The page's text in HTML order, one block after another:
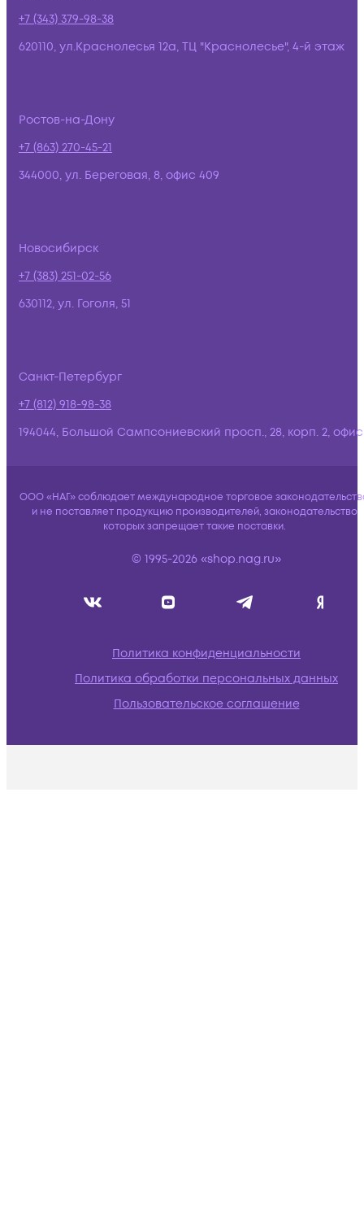
+7 (343) 379-98-38
620110, ул.Краснолесья 12а, ТЦ "Краснолесье", 4-й этаж
Ростов-на-Дону
+7 (863) 270-45-21
344000, ул. Береговая, 8, офис 409
Новосибирск
+7 (383) 251-02-56
630112, ул. Гоголя, 51
Санкт-Петербург
+7 (812) 918-98-38
194044, Большой Сампсониевский просп., 28, корп. 2,
ООО «НАГ» соблюдает международное торговое
и не поставляет продукцию производителей, законодательство
которых запрещает такие поставки.
© 1995-2026 «shop.nag.ru»
Политика конфиденциальности
Политика обработки персональных данных
Пользовательское соглашение